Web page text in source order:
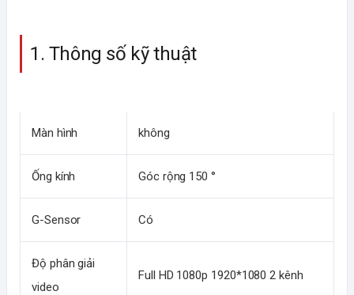
1. Thông số kỹ thuật
Màn hình không
Ống kính Góc rộng 150 °
G-Sensor Có
Độ phân giải
video
Full HD 1080p 1920*1080 2 kênh